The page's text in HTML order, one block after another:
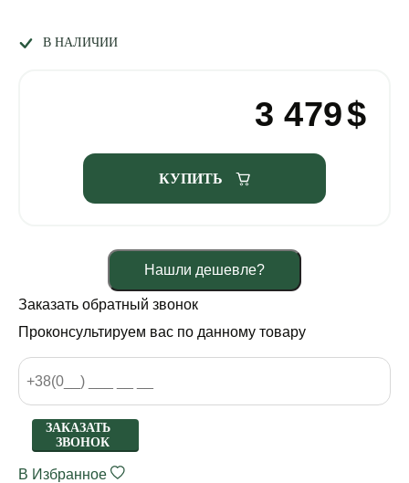
В НАЛИЧИИ
3 479$
КУПИТЬ
Нашли дешевле?
Заказать обратный звонок
Проконсультируем вас по данному товару
ЗАКАЗАТЬ
ЗВОНОК
В Избранное